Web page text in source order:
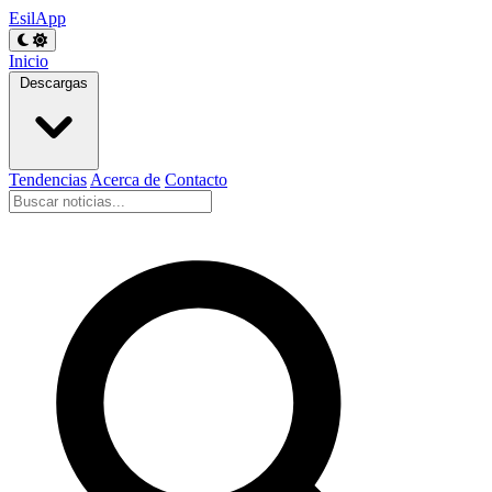
EsilApp
Inicio
Descargas
Tendencias Acerca de Contacto